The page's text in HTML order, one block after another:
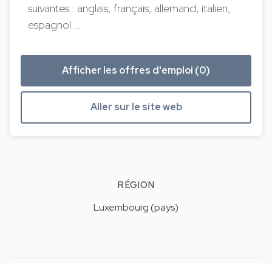
suivantes : anglais, français, allemand, italien,
espagnol …
Afficher les offres d'emploi (0)
Aller sur le site web
RÉGION
Luxembourg (pays)